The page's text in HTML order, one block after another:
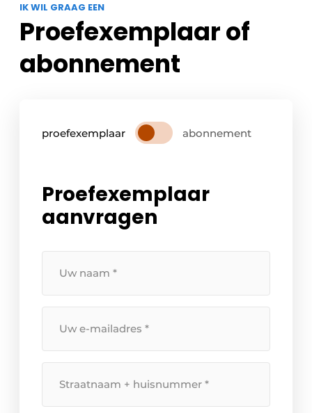
IK WIL GRAAG EEN
Proefexemplaar of
abonnement
proefexemplaar abonnement
Proefexemplaar
aanvragen
naam
*
mailadres
huisnummer